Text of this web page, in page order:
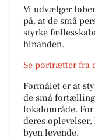
Vi udvælger
på, at de små
styrke
hinanden.
Se portrætter fra
Formålet er at
de små
lokalområde.
deres
byen levende.